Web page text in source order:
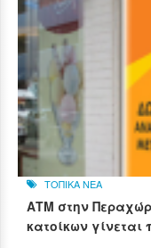
ΤΟΠΙΚΑ ΝΕΑ
ΑΤΜ στην
κατοίκων γίνεται